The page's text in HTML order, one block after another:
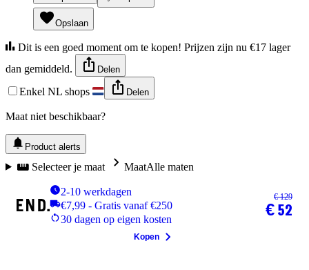
Opslaan
Dit is een goed moment om te kopen! Prijzen zijn nu €17 lager
dan gemiddeld.
Delen
Enkel NL shops Delen
Maat niet beschikbaar?
Product alerts
Selecteer je maat MaatAlle maten
2-10 werkdagen
€7,99 - Gratis vanaf €250
30 dagen op eigen kosten
€ 129
€ 52
Kopen